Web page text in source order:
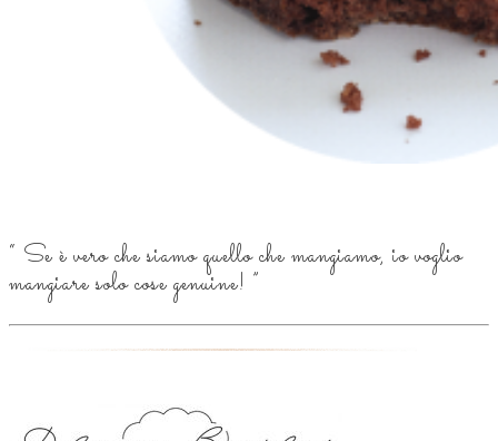
“ Se è vero che siamo quello che mangiamo, io voglio
mangiare solo cose genuine! ”